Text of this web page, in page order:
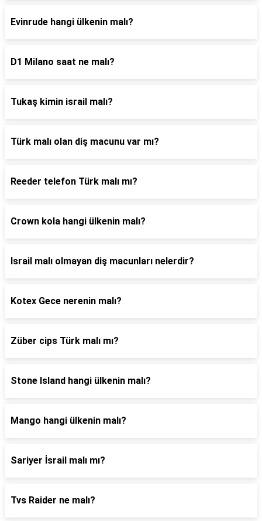
Evinrude hangi ülkenin malı?
D1 Milano saat ne malı?
Tukaş kimin israil malı?
Türk malı olan diş macunu var mı?
Reeder telefon Türk malı mı?
Crown kola hangi ülkenin malı?
Israil malı olmayan diş macunları nelerdir?
Kotex Gece nerenin malı?
Züber cips Türk malı mı?
Stone Island hangi ülkenin malı?
Mango hangi ülkenin malı?
Sariyer İsrail malı mı?
Tvs Raider ne malı?